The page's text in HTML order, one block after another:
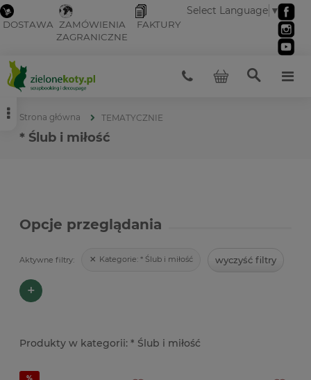
DOSTAWA ZAMÓWIENIA
ZAGRANICZNE
FAKTURY
Select Language ▼
Strona główna TEMATYCZNIE
* Ślub i miłość
Opcje przeglądania
Aktywne filtry: Kategorie: * Ślub i miłość wyczyść filtry
+
* Ślub i miłość